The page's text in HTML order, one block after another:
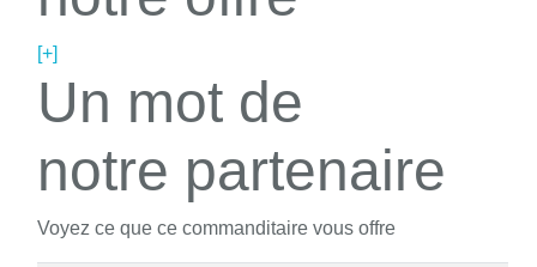
[+]
Un mot de
notre partenaire
Voyez ce que ce commanditaire vous offre